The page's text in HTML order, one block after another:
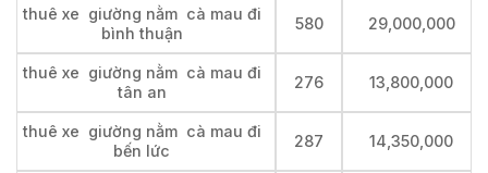
thuê xe giường nằm cà mau đi
bình thuận
580 29,000,000
thuê xe giường nằm cà mau đi
tân an
276 13,800,000
thuê xe giường nằm cà mau đi
bến lức
287 14,350,000